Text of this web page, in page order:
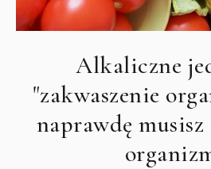
Alkaliczne
"zakwaszenie
naprawdę musisz